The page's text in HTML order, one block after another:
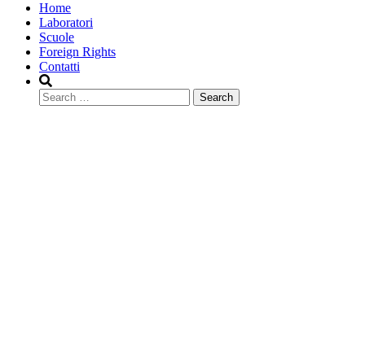
Home
Laboratori
Scuole
Foreign Rights
Contatti
Search